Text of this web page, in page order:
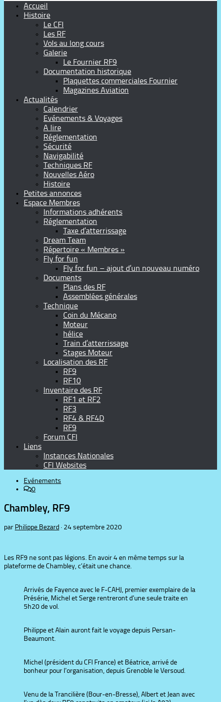
Accueil
Histoire
Le CFI
Les RF
Vols au long cours
Galerie
Le Fournier RF9
Documentation historique
Plaquettes commerciales Fournier
Magazines Aviation
Actualités
Calendrier
Evénements & Voyages
A lire
Réglementation
Sécurité
Navigabilité
Techniques RF
Nouvelles Aéro
Histoire
Petites annonces
Espace Membres
Informations adhérents
Réglementation
Taxe d’atterrissage
Dream Team
Répertoire « Membres »
Fly for fun
Fly for fun – ajout d’un nouveau numéro
Documents
Plans des RF
Assemblées générales
Technique
Coin du Mécano
Moteur
hélice
Train d’atterrissage
Stages Moteur
Localisation des RF
RF9
RF10
Inventaire des RF
RF1 et RF2
RF3
RF4 & RF4D
RF9
Forum CFI
Liens
Instances Nationales
CFI Websites
Evénements
0
Chambley, RF9
par Philippe Bezard · 24 septembre 2020
Les RF9 ne sont pas légions. En avoir 4 en même temps sur la
plateforme de Chambley, c’était une chance.
Arrivés de Fayence avec le F-CAHJ, premier exemplaire de la
Présérie, Michel et Serge rentreront d’une seule traite en
5h20 de vol.
Philippe et Alain auront fait le voyage depuis Persan-
Beaumont.
Michel (président du CFI France) et Béatrice, arrivé de
bonheur pour l’organisation, depuis Grenoble le Versoud.
Venu de la Trancilière (Bour-en-Bresse), Albert et Jean avec